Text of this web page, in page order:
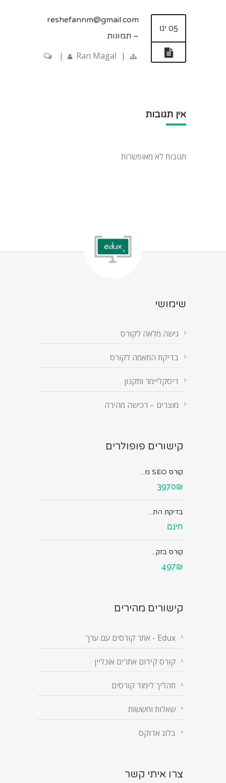
05 ינו
reshefannm@gmail.com
– תמונות
Ran Magal |
|
אין תגובות
תגובות לא מאופשרות
שימושי
גישה מלאה לקורס
בדיקת התאמה לקורס
דיסקליימר ותקנון
מוצרים – רכישה מהירה
קישורים פופולרים
קורס SEO מ...
3970₪
בדיקת הת...
חינם
קורס בזק...
497₪
קישורים מהירים
Edux - אתר קורסים עם ערך
קורס קידום אתרים אונליין
תהליך לימוד קורסים
שאלות וחששות
בלוג אדוקס
צרו איתי קשר